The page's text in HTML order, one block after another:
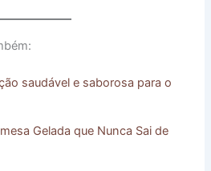
saudável e saborosa para o
Gelada que Nunca Sai de